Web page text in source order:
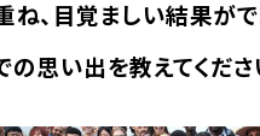
ね、目覚ましい結果がで
の思い出を教えてくださ